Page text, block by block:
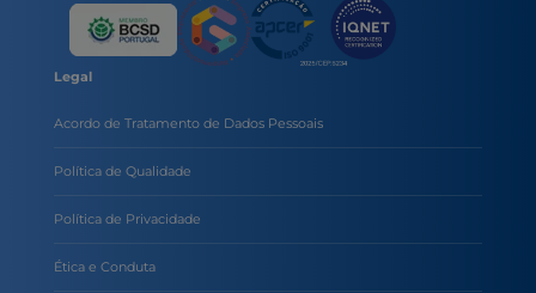
Legal
Acordo de Tratamento de Dados Pessoais
Política de Qualidade
Política de Privacidade
Ética e Conduta